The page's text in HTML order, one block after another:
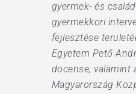
gyermek- és
gyermekkori
fejlesztése
Egyetem Pető
docense, valamint
Magyarország